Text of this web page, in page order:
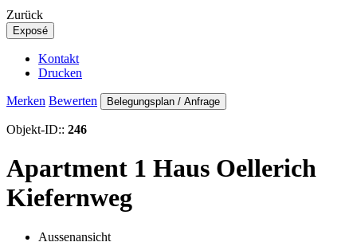
Zurück
Exposé
Kontakt
Drucken
Merken Bewerten Belegungsplan / Anfrage
Objekt-ID:: 246
Apartment 1 Haus Oellerich
Kiefernweg
Aussenansicht